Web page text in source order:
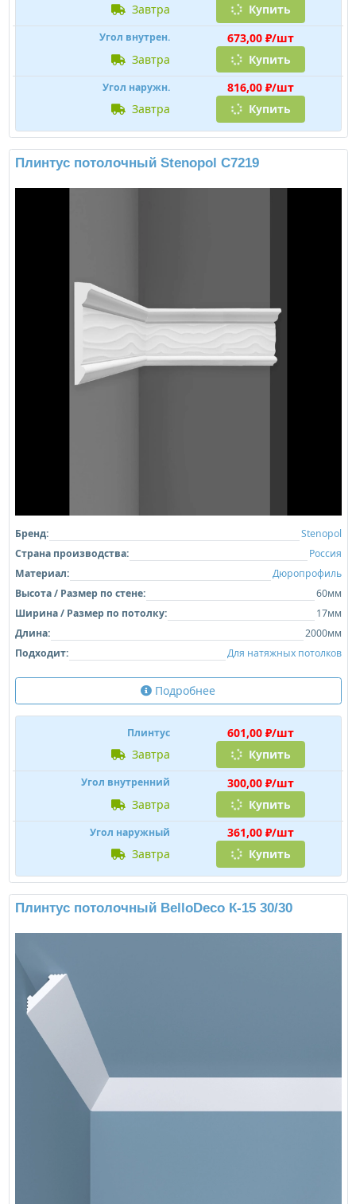
завтра Купить
Угол внутрен.
673,00 ₽/шт
завтра
Купить
Угол наружн.
816,00 ₽/шт
завтра
Купить
Плинтус потолочный Stenopol C7219
Бренд:
Stenopol
Страна производства:
Россия
Материал:
Дюропрофиль
Высота / Размер по стене:
60мм
Ширина / Размер по потолку:
17мм
Длина:
2000мм
Подходит:
Для натяжных потолков
Подробнее
Плинтус
601,00 ₽/шт
завтра
Купить
Угол внутренний
300,00 ₽/шт
завтра
Купить
Угол наружный
361,00 ₽/шт
завтра
Купить
Плинтус потолочный BelloDeco К-15 30/30